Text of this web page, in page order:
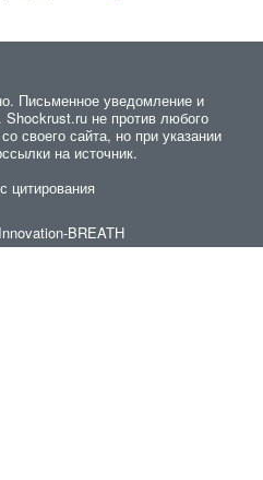
Письменное уведомление и
Shockrust.ru не против любого
своего сайта, но при указании
на источник.
Innovation-BREATH